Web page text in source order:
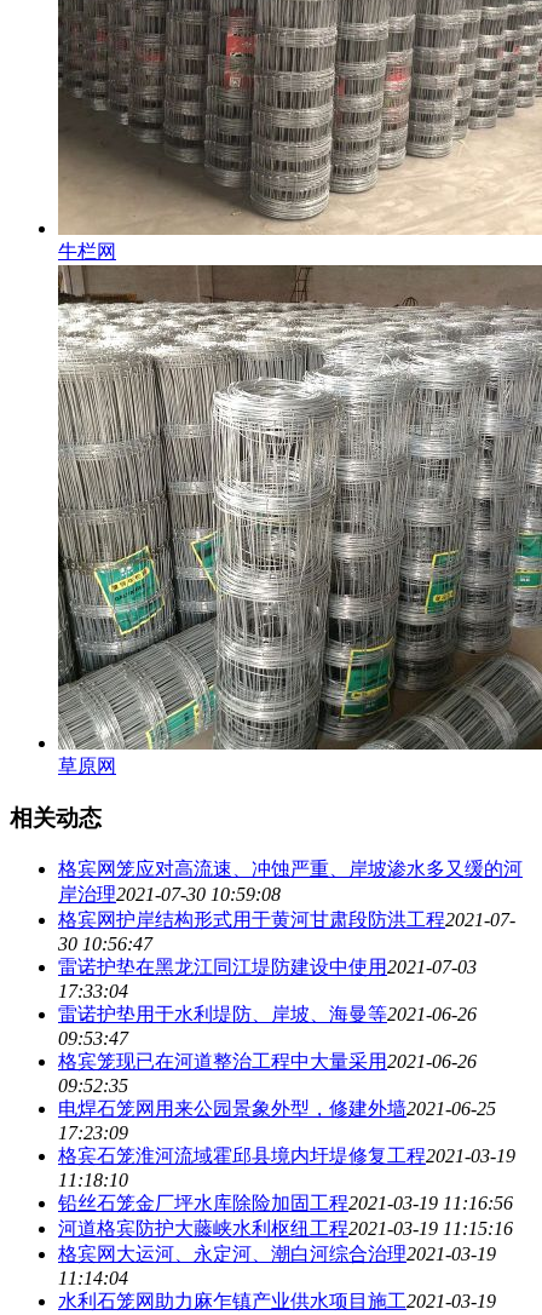
牛栏网
草原网
相关动态
格宾网笼应对高流速、冲蚀严重、岸坡渗水多又缓的河
岸治理2021-07-30 10:59:08
格宾网护岸结构形式用于黄河甘肃段防洪工程2021-07-
30 10:56:47
雷诺护垫在黑龙江同江堤防建设中使用2021-07-03
17:33:04
雷诺护垫用于水利堤防、岸坡、海曼等2021-06-26
09:53:47
格宾笼现已在河道整治工程中大量采用2021-06-26
09:52:35
电焊石笼网用来公园景象外型，修建外墙2021-06-25
17:23:09
格宾石笼淮河流域霍邱县境内圩堤修复工程2021-03-19
11:18:10
铅丝石笼金厂坪水库除险加固工程2021-03-19 11:16:56
河道格宾防护大藤峡水利枢纽工程2021-03-19 11:15:16
格宾网大运河、永定河、潮白河综合治理2021-03-19
11:14:04
水利石笼网助力麻乍镇产业供水项目施工2021-03-19